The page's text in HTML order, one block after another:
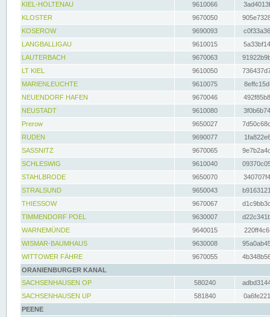
KIEL-HOLTENAU
9610066
KLOSTER
9670050
KOSEROW
9690093
LANGBALLIGAU
9610015
LAUTERBACH
9670063
LT KIEL
9610050
MARIENLEUCHTE
9610075
NEUENDORF HAFEN
9670046
NEUSTADT
9610080
Prerow
9650027
RUDEN
9690077
SASSNITZ
9670065
SCHLESWIG
9610040
STAHLBRODE
9650070
STRALSUND
9650043
THIESSOW
9670067
TIMMENDORF POEL
9630007
WARNEMÜNDE
9640015
WISMAR-BAUMHAUS
9630008
WITTOWER FÄHRE
9670055
ORANIENBURGER KANAL
SACHSENHAUSEN OP
580240
SACHSENHAUSEN UP
581840
PEENE